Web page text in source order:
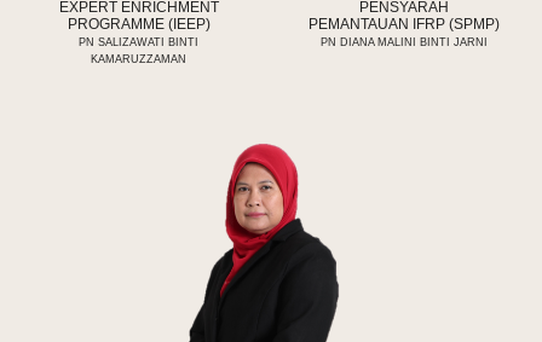
EXPERT ENRICHMENT
PROGRAMME (IEEP)
PN SALIZAWATI BINTI
KAMARUZZAMAN
PENSYARAH
PEMANTAUAN IFRP (SPMP)
PN DIANA MALINI BINTI JARNI